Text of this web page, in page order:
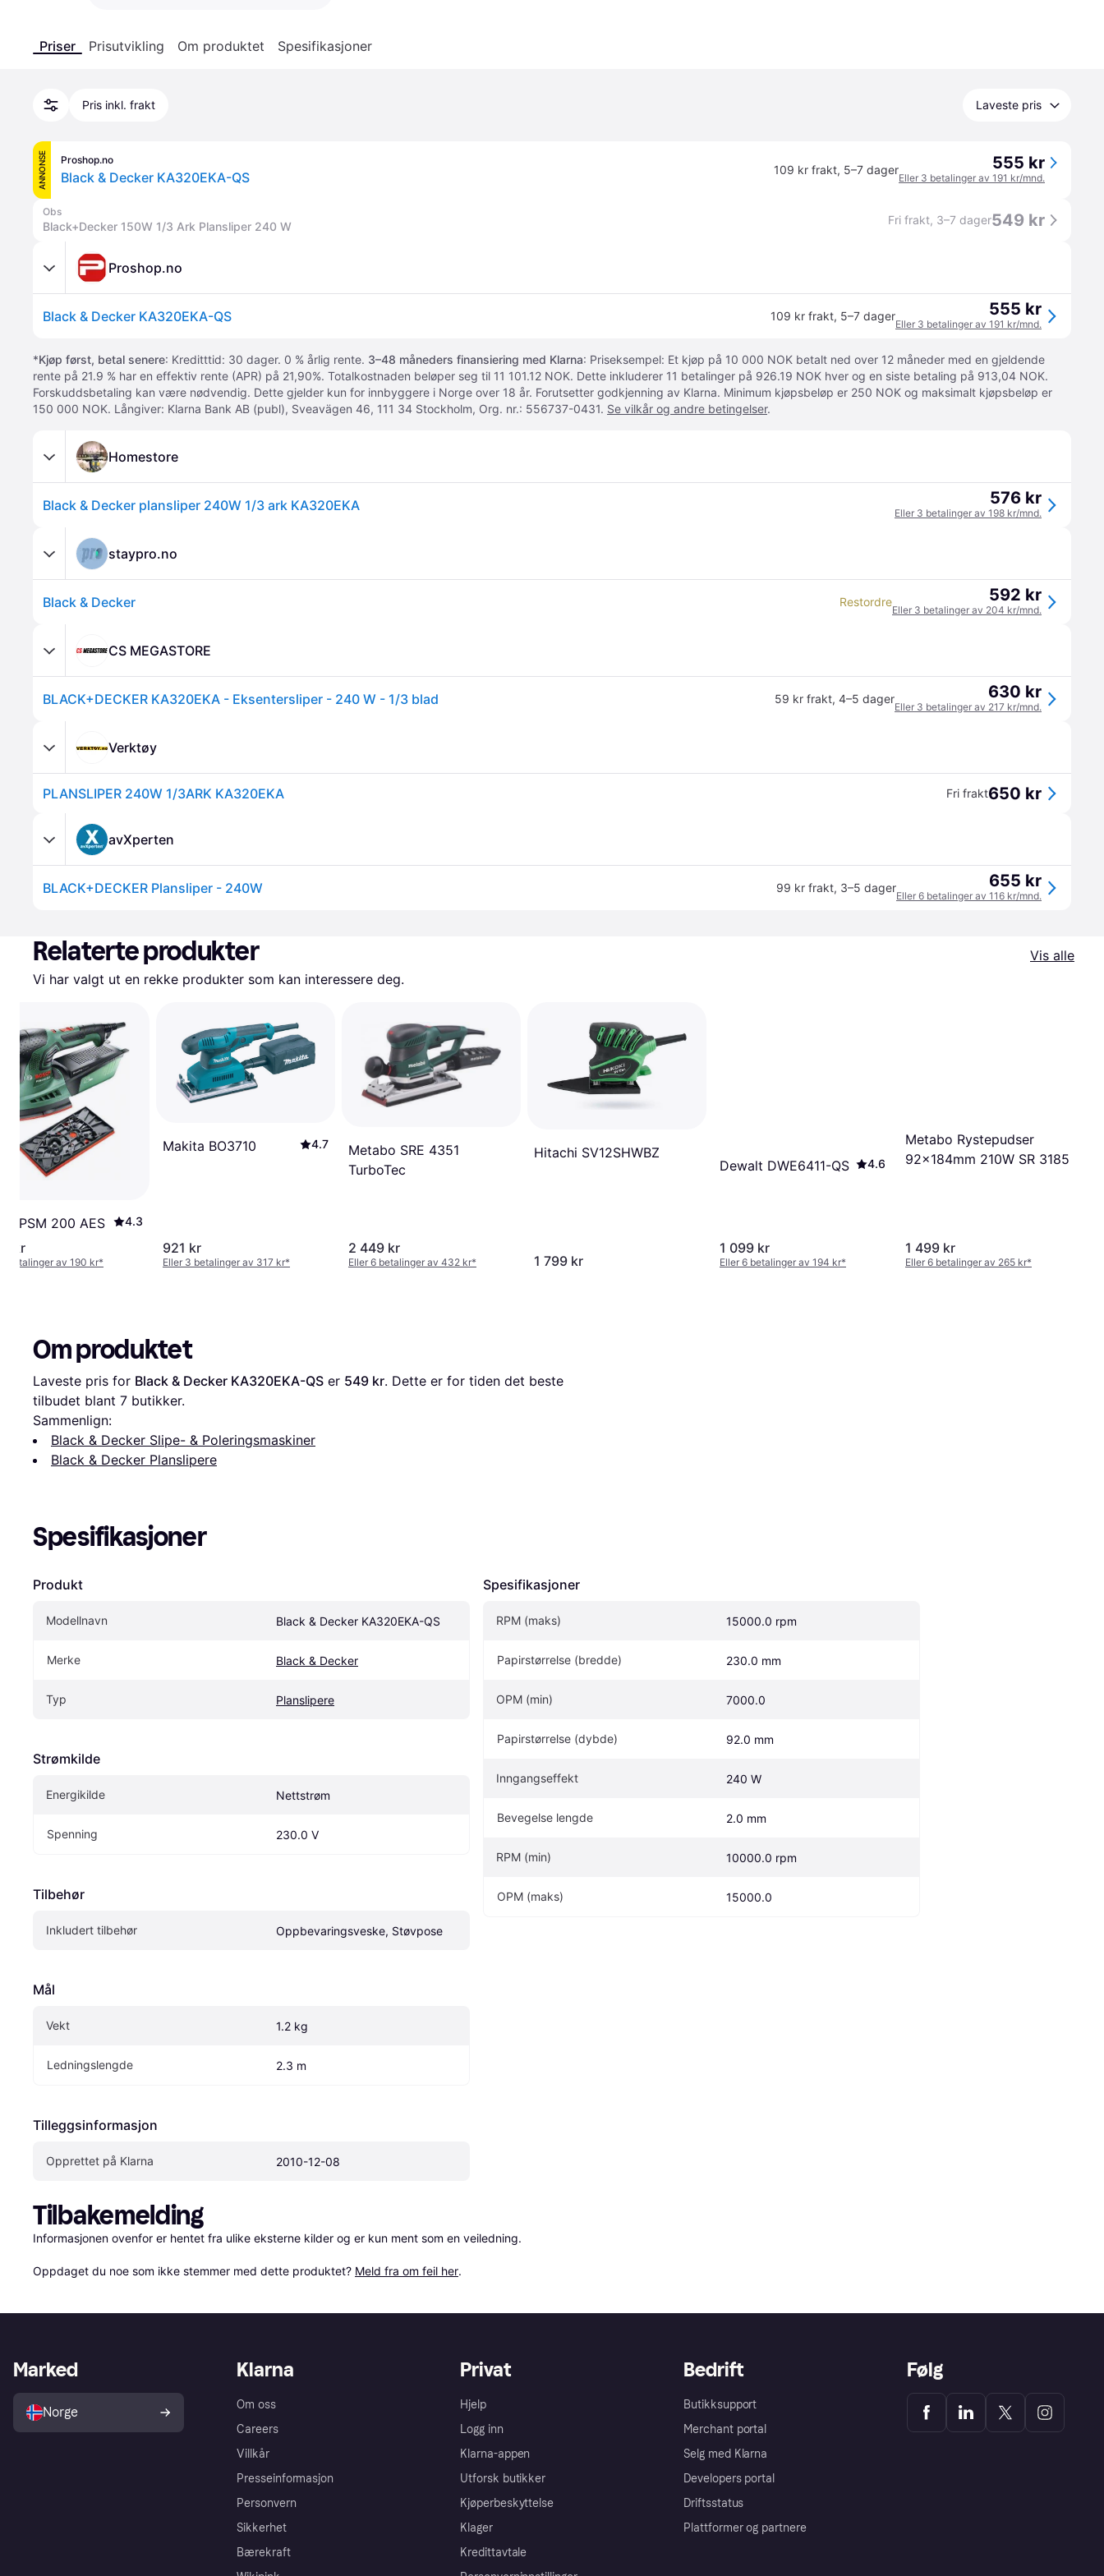
Priser Prisutvikling Om produktet Spesifikasjoner
Pris inkl. frakt Laveste pris
ANNONSE Proshop.no
Black & Decker KA320EKA-QS 109 kr frakt, 5–7 dager 555 kr
Eller 3 betalinger av 191 kr/mnd.
Obs
Black+Decker 150W 1/3 Ark Plansliper 240 W Fri frakt, 3–7 dager549 kr
Proshop.no
Black & Decker KA320EKA-QS 109 kr frakt, 5–7 dager 555 kr
Eller 3 betalinger av 191 kr/mnd.
*Kjøp først, betal senere: Kreditttid: 30 dager. 0 % årlig rente. 3–48 måneders finansiering med Klarna: Priseksempel: Et kjøp på 10 000 NOK betalt ned over 12 måneder med en gjeldende
rente på 21.9 % har en effektiv rente (APR) på 21,90%. Totalkostnaden beløper seg til 11 101.12 NOK. Dette inkluderer 11 betalinger på 926.19 NOK hver og en siste betaling på 913,04 NOK.
Forskuddsbetaling kan være nødvendig. Dette gjelder kun for innbyggere i Norge over 18 år. Forutsetter godkjenning av Klarna. Minimum kjøpsbeløp er 250 NOK og maksimalt kjøpsbeløp er
150 000 NOK. Långiver: Klarna Bank AB (publ), Sveavägen 46, 111 34 Stockholm, Org. nr.: 556737-0431. Se vilkår og andre betingelser.
Homestore
Black & Decker plansliper 240W 1/3 ark KA320EKA 576 kr
Eller 3 betalinger av 198 kr/mnd.
staypro.no
Black & Decker Restordre 592 kr
Eller 3 betalinger av 204 kr/mnd.
CS MEGASTORE
BLACK+DECKER KA320EKA - Eksentersliper - 240 W - 1/3 blad 59 kr frakt, 4–5 dager 630 kr
Eller 3 betalinger av 217 kr/mnd.
Verktøy
PLANSLIPER 240W 1/3ARK KA320EKA Fri frakt650 kr
avXperten
BLACK+DECKER Plansliper - 240W 99 kr frakt, 3–5 dager 655 kr
Eller 6 betalinger av 116 kr/mnd.
Relaterte produkter
Vis alle
Vi har valgt ut en rekke produkter som kan interessere deg.
PSM 200 AES 4.3
kr
betalinger av 190 kr*
Makita BO3710 4.7
921 kr
Eller 3 betalinger av 317 kr*
Metabo SRE 4351
TurboTec
2 449 kr
Eller 6 betalinger av 432 kr*
Hitachi SV12SHWBZ
1 799 kr
Dewalt DWE6411-QS 4.6
1 099 kr
Eller 6 betalinger av 194 kr*
Metabo Rystepudser
92x184mm 210W SR 3185
1 499 kr
Eller 6 betalinger av 265 kr*
Om produktet
Laveste pris for Black & Decker KA320EKA-QS er 549 kr. Dette er for tiden det beste
tilbudet blant 7 butikker.
Sammenlign:
Black & Decker Slipe- & Poleringsmaskiner
Black & Decker Planslipere
Spesifikasjoner
Produkt
Modellnavn Black & Decker KA320EKA-QS
Merke Black & Decker
Typ Planslipere
Strømkilde
Energikilde Nettstrøm
Spenning 230.0 V
Tilbehør
Inkludert tilbehør Oppbevaringsveske, Støvpose
Mål
Vekt 1.2 kg
Ledningslengde 2.3 m
Tilleggsinformasjon
Opprettet på Klarna 2010-12-08
Spesifikasjoner
RPM (maks) 15000.0 rpm
Papirstørrelse (bredde) 230.0 mm
OPM (min) 7000.0
Papirstørrelse (dybde) 92.0 mm
Inngangseffekt 240 W
Bevegelse lengde 2.0 mm
RPM (min) 10000.0 rpm
OPM (maks) 15000.0
Tilbakemelding
Informasjonen ovenfor er hentet fra ulike eksterne kilder og er kun ment som en veiledning.
Oppdaget du noe som ikke stemmer med dette produktet? Meld fra om feil her.
Klarna
Om oss
Careers
Villkår
Presseinformasjon
Personvern
Sikkerhet
Bærekraft
Privat
Hjelp
Logg inn
Klarna-appen
Utforsk butikker
Kjøperbeskyttelse
Klager
Kredittavtale
Bedrift
Butikksupport
Merchant portal
Selg med Klarna
Developers portal
Driftsstatus
Plattformer og partnere
Marked
Norge
Følg